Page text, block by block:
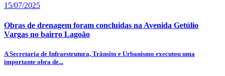
15/07/2025
Obras de drenagem foram concluidas na Avenida Getúlio
Vargas no bairro Lagoão
A Secretaria de Infraestrutura, Trânsito e Urbanismo executou uma
importante obra de...